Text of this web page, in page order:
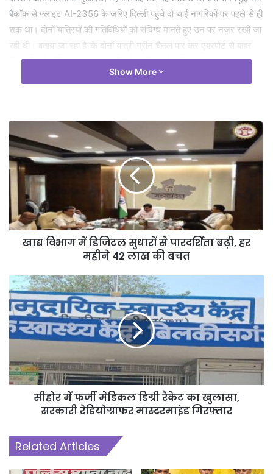
बैंकॉक से फ्लाइट AI-2356 के जरिए दिल्ली पहुंचे दो थाई नागरिकों पर पहले से ही
शक था। दोनों यात्रियों की गतिविधियों को संदिग्ध मानते हुए उन पर नजर रखी जा
रही थी। बताया जा रहा है कि दोनों यात्री ग्रीन चैनल पार कर एयरपोर्ट से बाहर
निकलने की कोशिश कर रहे थे, तभी प्रोफाइलिंग और संदिग्ध व्यवहार के आधार पर
कस्टम अधिकारियों ने उन्हें रोक लिया। इसके बाद उनकी विस्तृत जांच की गई,
जांच के दौरान अधिकारियों ने दोनों यात्रियों के बैग की तलाशी ली, जिसमें कुल 6
वैक्यूम-सील पैकेट बरामद हुए। इनमें हाइड्रोपोनिक वीड को बेहद चालाकी से
छिपाकर लाया जा रहा था। कस्टम विभाग के अनुसार, एक यात्री के बैग से 29
किलोग्राम गांजा बरामद हुआ, जबकि दूसरे यात्री के सामान से 19 किलोग्राम
मिला। कुल मिलाकर 47.805 किलोग्राम ड्रग्स जब्त की गई है।
अंतरराष्ट्रीय बाजार में हाइड्रोपोनिक गांजा की कीमत 48 करोड़ रुपये आंकी गई
है। फिलहाल दोनों विदेशी नागरिकों को हिरासत में लेकर पूछताछ की जा रही है।
कस्टम विभाग यह पता लगाने की कोशिश कर रहा है कि दिल्ली में इस खेप को किसे
है।
Show More
खाद्य विभाग में डिजिटल सुधारों से पारदर्शिता बढ़ी, हर
महीने 42 लाख की बचत
सीहोर में फर्जी मेडिकल डिग्री रैकेट का खुलासा,
सरकारी रेडियोग्राफर मास्टरमाइंड गिरफ्तार
Related Articles